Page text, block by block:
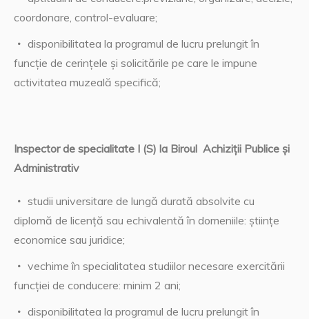
coordonare, control-evaluare;
disponibilitatea la programul de lucru prelungit în
funcţie de cerinţele şi solicitările pe care le impune
activitatea muzeală specifică;
Inspector de specialitate I (S) la Biroul Achiziții Publice și
Administrativ
studii universitare de lungă durată absolvite cu
diplomă de licență sau echivalentă în domeniile: științe
economice sau juridice;
vechime în specialitatea studiilor necesare exercitării
funcției de conducere: minim 2 ani;
disponibilitatea la programul de lucru prelungit în